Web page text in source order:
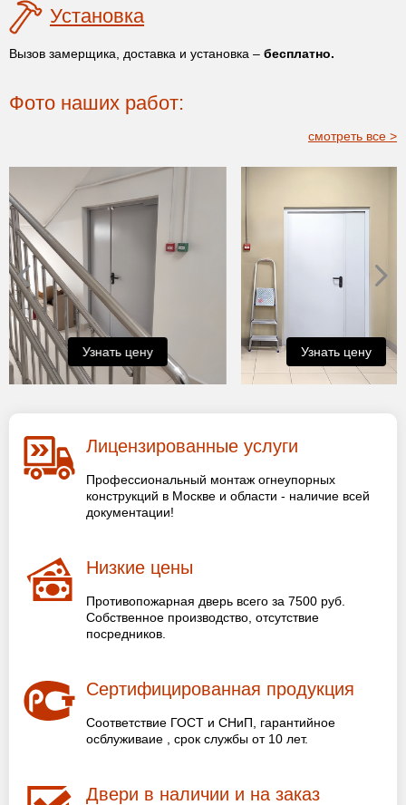
Установка
Вызов замерщика, доставка и установка – бесплатно.
Фото наших работ:
смотреть все >
Узнать цену Узнать цену
Лицензированные услуги
Профессиональный монтаж огнеупорных
конструкций в Москве и области - наличие всей
документации!
Низкие цены
Противопожарная дверь всего за 7500 руб.
Собственное производство, отсутствие
посредников.
Сертифицированная продукция
Соответствие ГОСТ и СНиП, гарантийное
осблуживаие , срок службы от 10 лет.
Двери в наличии и на заказ